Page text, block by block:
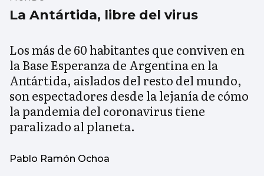
La Antártida, libre del virus
Los más de 60 habitantes que conviven en
la Base Esperanza de Argentina en la
Antártida, aislados del resto del mundo,
son espectadores desde la lejanía de cómo
la pandemia del coronavirus tiene
paralizado al planeta.
Pablo Ramón Ochoa